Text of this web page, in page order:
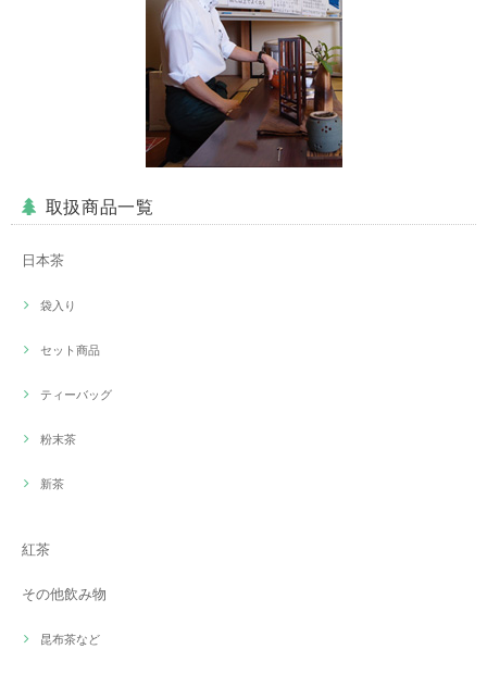
取扱商品一覧
日本茶
袋入り
セット商品
ティーバッグ
粉末茶
新茶
紅茶
その他飲み物
昆布茶など